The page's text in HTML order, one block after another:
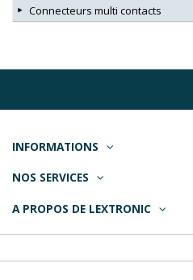
Connecteurs multi contacts
INFORMATIONS
NOS SERVICES
A PROPOS DE LEXTRONIC